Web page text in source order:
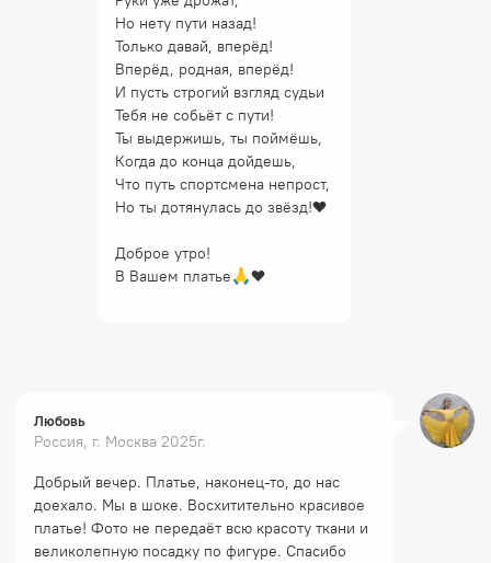
Но нету пути назад!
Только давай, вперёд!
Вперёд, родная, вперёд!
И пусть строгий взгляд судьи
Тебя не собьёт с пути!
Ты выдержишь, ты поймёшь,
Когда до конца дойдешь,
Что путь спортсмена непрост,
Но ты дотянулась до звёзд!❤️
Доброе утро!
В Вашем платье🙏❤️
Любовь
Россия, г. Москва 2025г.
Добрый вечер. Платье, наконец-то, до нас
доехало. Мы в шоке. Восхитительно красивое
платье! Фото не передаёт всю красоту ткани и
великолепную посадку по фигуре. Спасибо